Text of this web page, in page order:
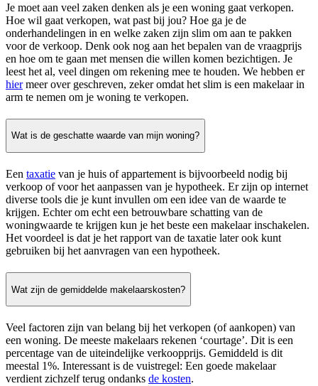
Je moet aan veel zaken denken als je een woning gaat verkopen.
Hoe wil gaat verkopen, wat past bij jou? Hoe ga je de
onderhandelingen in en welke zaken zijn slim om aan te pakken
voor de verkoop. Denk ook nog aan het bepalen van de vraagprijs
en hoe om te gaan met mensen die willen komen bezichtigen. Je
leest het al, veel dingen om rekening mee te houden. We hebben er
hiermeer over geschreven, zeker omdat het slim is een makelaar in
arm te nemen om je woning te verkopen.
Wat is de geschatte waarde van mijn woning?
Een taxatie van je huis of appartement is bijvoorbeeld nodig bij
verkoop of voor het aanpassen van je hypotheek. Er zijn op internet
diverse tools die je kunt invullen om een idee van de waarde te
krijgen. Echter om echt een betrouwbare schatting van de
woningwaarde te krijgen kun je het beste een makelaar inschakelen.
Het voordeel is dat je het rapport van de taxatie later ook kunt
gebruiken bij het aanvragen van een hypotheek.
Wat zijn de gemiddelde makelaarskosten?
Veel factoren zijn van belang bij het verkopen (of aankopen) van
een woning. De meeste makelaars rekenen ‘courtage’. Dit is een
percentage van de uiteindelijke verkoopprijs. Gemiddeld is dit
meestal 1%. Interessant is de vuistregel: Een goede makelaar
verdient zichzelf terug ondanks de kosten.